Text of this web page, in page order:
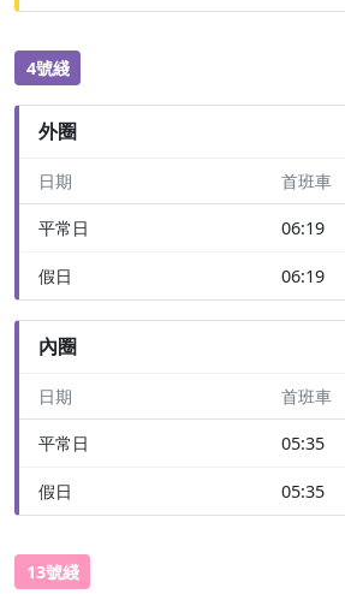
4號綫
外圈
日期 首班車
平常日 06:19
假日 06:19
內圈
日期 首班車
平常日 05:35
假日 05:35
13號綫